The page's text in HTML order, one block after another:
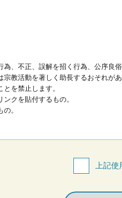
、不正、誤解を招く行為、公序良
教活動を著しく助長するおそれが
を禁止します。
クを貼付するもの。
。
上記